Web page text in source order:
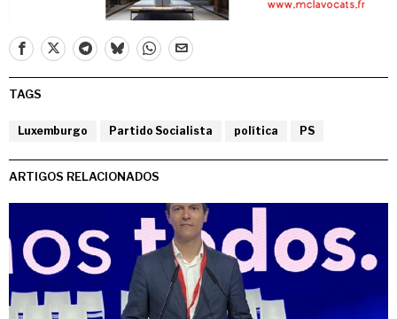
TAGS
Luxemburgo Partido Socialista política PS
ARTIGOS RELACIONADOS